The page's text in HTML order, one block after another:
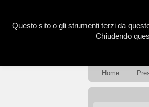
Home
Questo sito o gli strumenti terzi da
Chiudendo